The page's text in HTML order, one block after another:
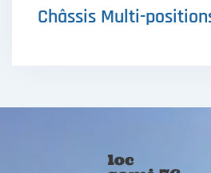
Châssis Multi-